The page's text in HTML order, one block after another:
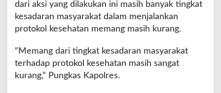
dari aksi yang dilakukan ini masih banyak tingkat
kesadaran masyarakat dalam menjalankan
protokol kesehatan memang masih kurang.
“Memang dari tingkat kesadaran masyarakat
terhadap protokol kesehatan masih sangat
kurang,” Pungkas Kapolres.